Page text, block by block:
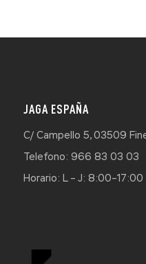
JAGA ESPAÑA
C/ Campello 5, 03509
Telefono: 966 83 03 03
Horario: L – J: